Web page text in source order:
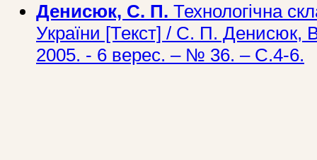
Денисюк, С. П. Технологічна
України [Текст] / С. П. Денисюк,
2005. - 6 верес. – № 36. – С.4-6.